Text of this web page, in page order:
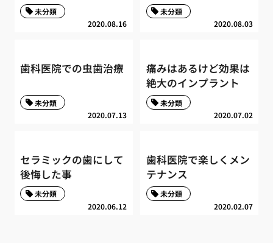
2020.08.16
未分類
2020.08.03
未分類
歯科医院での虫歯治療
2020.07.13
未分類
痛みはあるけど効果は
絶大のインプラント
2020.07.02
未分類
セラミックの歯にして
後悔した事
2020.06.12
未分類
歯科医院で楽しくメン
テナンス
2020.02.07
未分類